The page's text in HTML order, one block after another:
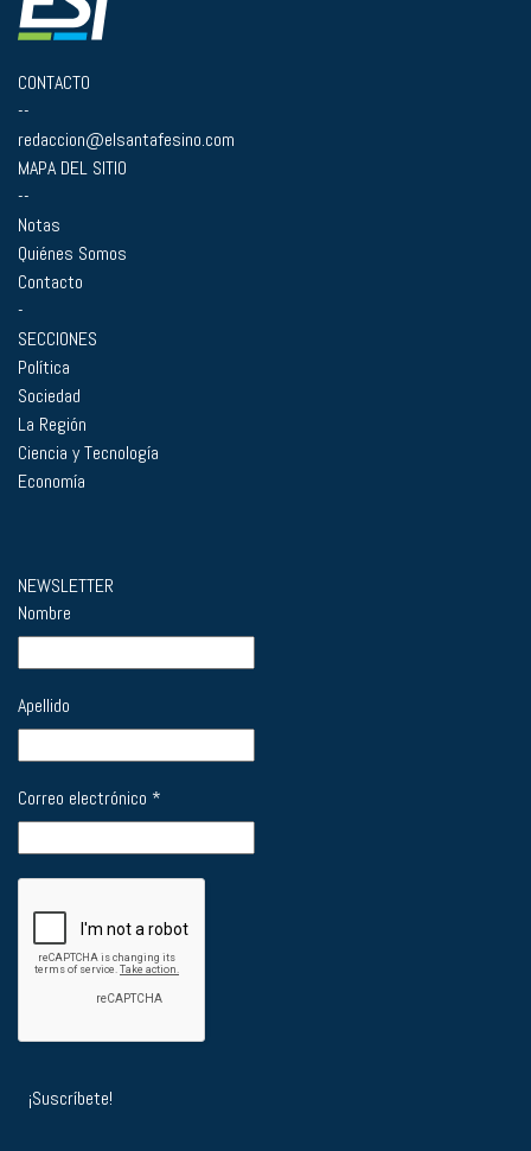
CONTACTO
--
redaccion@elsantafesino.com
MAPA DEL SITIO
--
Notas
Quiénes Somos
Contacto
-
SECCIONES
Política
Sociedad
La Región
Ciencia y Tecnología
Economía
NEWSLETTER
Nombre
Apellido
Correo electrónico *